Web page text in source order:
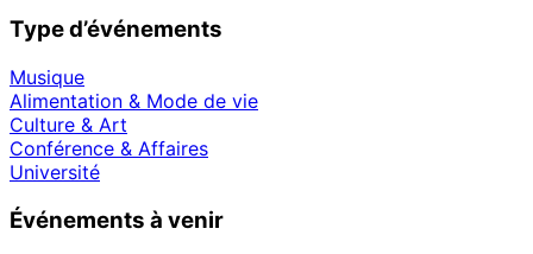
Type d’événements
Musique
Alimentation & Mode de vie
Culture & Art
Conférence & Affaires
Université
Événements à venir